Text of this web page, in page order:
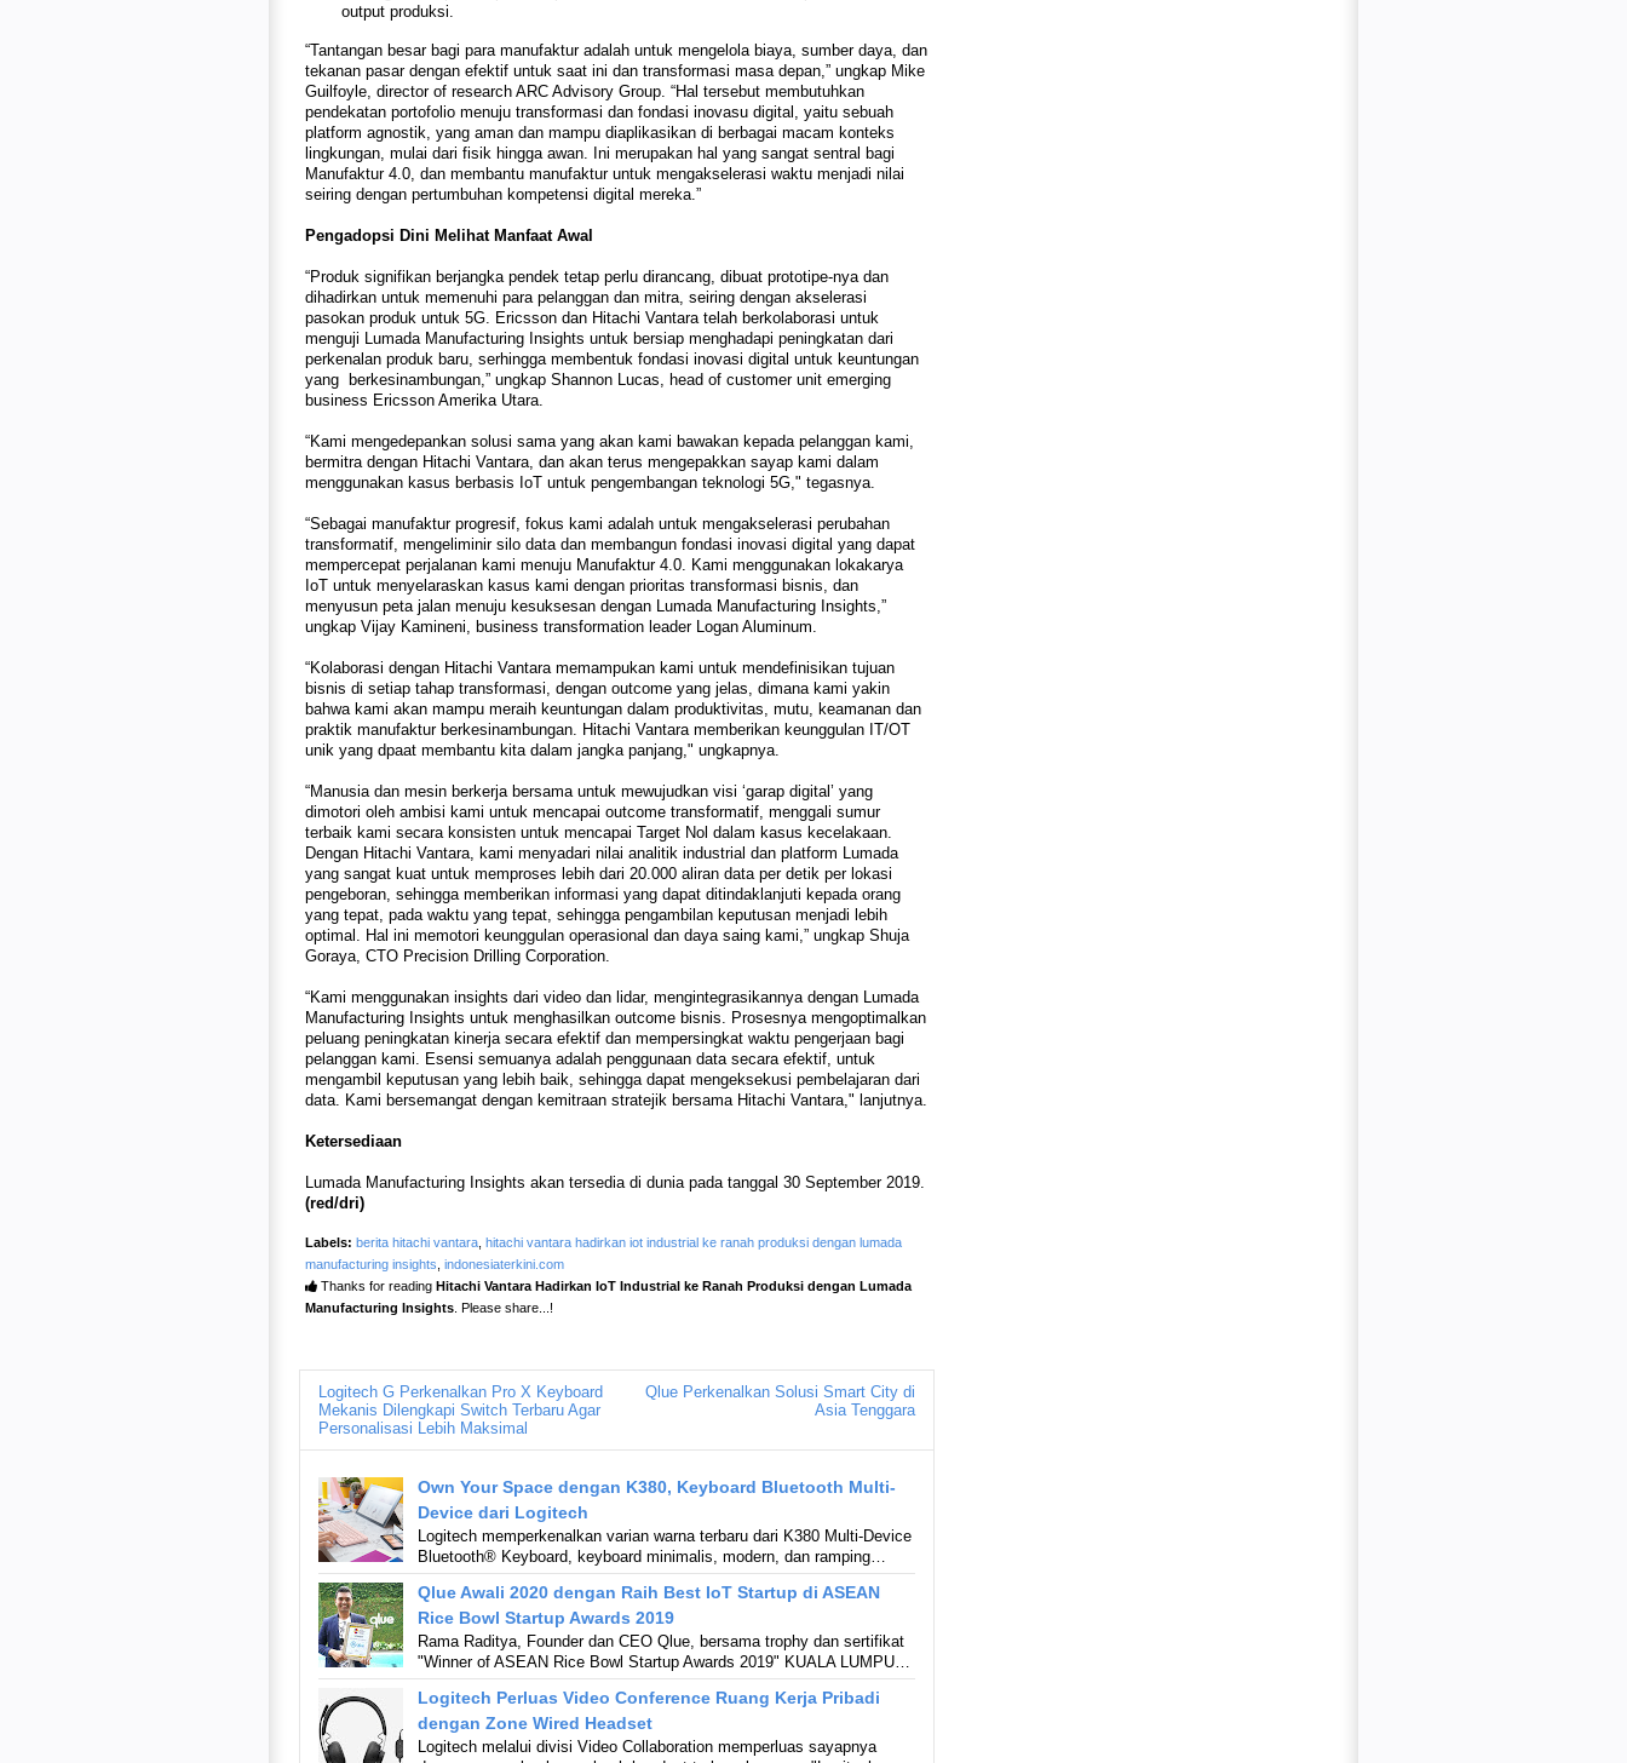
output produksi.
“Tantangan besar bagi para manufaktur adalah untuk mengelola biaya, sumber daya, dan
tekanan pasar dengan efektif untuk saat ini dan transformasi masa depan,” ungkap Mike
Guilfoyle, director of research ARC Advisory Group. “Hal tersebut membutuhkan
pendekatan portofolio menuju transformasi dan fondasi inovasu digital, yaitu sebuah
platform agnostik, yang aman dan mampu diaplikasikan di berbagai macam konteks
lingkungan, mulai dari fisik hingga awan. Ini merupakan hal yang sangat sentral bagi
Manufaktur 4.0, dan membantu manufaktur untuk mengakselerasi waktu menjadi nilai
seiring dengan pertumbuhan kompetensi digital mereka.”
Pengadopsi Dini Melihat Manfaat Awal
“Produk signifikan berjangka pendek tetap perlu dirancang, dibuat prototipe-nya dan
dihadirkan untuk memenuhi para pelanggan dan mitra, seiring dengan akselerasi
pasokan produk untuk 5G. Ericsson dan Hitachi Vantara telah berkolaborasi untuk
menguji Lumada Manufacturing Insights untuk bersiap menghadapi peningkatan dari
perkenalan produk baru, serhingga membentuk fondasi inovasi digital untuk keuntungan
yang berkesinambungan,” ungkap Shannon Lucas, head of customer unit emerging
business Ericsson Amerika Utara.
“Kami mengedepankan solusi sama yang akan kami bawakan kepada pelanggan kami,
bermitra dengan Hitachi Vantara, dan akan terus mengepakkan sayap kami dalam
menggunakan kasus berbasis IoT untuk pengembangan teknologi 5G," tegasnya.
“Sebagai manufaktur progresif, fokus kami adalah untuk mengakselerasi perubahan
transformatif, mengeliminir silo data dan membangun fondasi inovasi digital yang dapat
mempercepat perjalanan kami menuju Manufaktur 4.0. Kami menggunakan lokakarya
IoT untuk menyelaraskan kasus kami dengan prioritas transformasi bisnis, dan
menyusun peta jalan menuju kesuksesan dengan Lumada Manufacturing Insights,”
ungkap Vijay Kamineni, business transformation leader Logan Aluminum.
“Kolaborasi dengan Hitachi Vantara memampukan kami untuk mendefinisikan tujuan
bisnis di setiap tahap transformasi, dengan outcome yang jelas, dimana kami yakin
bahwa kami akan mampu meraih keuntungan dalam produktivitas, mutu, keamanan dan
praktik manufaktur berkesinambungan. Hitachi Vantara memberikan keunggulan IT/OT
unik yang dpaat membantu kita dalam jangka panjang," ungkapnya.
“Manusia dan mesin berkerja bersama untuk mewujudkan visi ‘garap digital’ yang
dimotori oleh ambisi kami untuk mencapai outcome transformatif, menggali sumur
terbaik kami secara konsisten untuk mencapai Target Nol dalam kasus kecelakaan.
Dengan Hitachi Vantara, kami menyadari nilai analitik industrial dan platform Lumada
yang sangat kuat untuk memproses lebih dari 20.000 aliran data per detik per lokasi
pengeboran, sehingga memberikan informasi yang dapat ditindaklanjuti kepada orang
yang tepat, pada waktu yang tepat, sehingga pengambilan keputusan menjadi lebih
optimal. Hal ini memotori keunggulan operasional dan daya saing kami,” ungkap Shuja
Goraya, CTO Precision Drilling Corporation.
“Kami menggunakan insights dari video dan lidar, mengintegrasikannya dengan Lumada
Manufacturing Insights untuk menghasilkan outcome bisnis. Prosesnya mengoptimalkan
peluang peningkatan kinerja secara efektif dan mempersingkat waktu pengerjaan bagi
pelanggan kami. Esensi semuanya adalah penggunaan data secara efektif, untuk
mengambil keputusan yang lebih baik, sehingga dapat mengeksekusi pembelajaran dari
data. Kami bersemangat dengan kemitraan stratejik bersama Hitachi Vantara," lanjutnya.
Ketersediaan
Lumada Manufacturing Insights akan tersedia di dunia pada tanggal 30 September 2019.
(red/dri)
Labels: berita hitachi vantara hitachi vantara hadirkan iot industrial ke ranah produksi dengan lumada
manufacturing insights indonesiaterkini.com
Thanks for reading Hitachi Vantara Hadirkan IoT Industrial ke Ranah Produksi dengan Lumada
Manufacturing Insights . Please share...!
Logitech G Perkenalkan Pro X Keyboard
Mekanis Dilengkapi Switch Terbaru Agar
Personalisasi Lebih Maksimal
Qlue Perkenalkan Solusi Smart City di
Asia Tenggara
Own Your Space dengan K380, Keyboard Bluetooth Multi-
Device dari Logitech
Logitech memperkenalkan varian warna terbaru dari K380 Multi-Device
Bluetooth® Keyboard, keyboard minimalis, modern, dan ramping…
Qlue Awali 2020 dengan Raih Best IoT Startup di ASEAN
Rice Bowl Startup Awards 2019
Rama Raditya, Founder dan CEO Qlue, bersama trophy dan sertifikat
"Winner of ASEAN Rice Bowl Startup Awards 2019" KUALA LUMPU…
Logitech Perluas Video Conference Ruang Kerja Pribadi
dengan Zone Wired Headset
Logitech melalui divisi Video Collaboration memperluas sayapnya